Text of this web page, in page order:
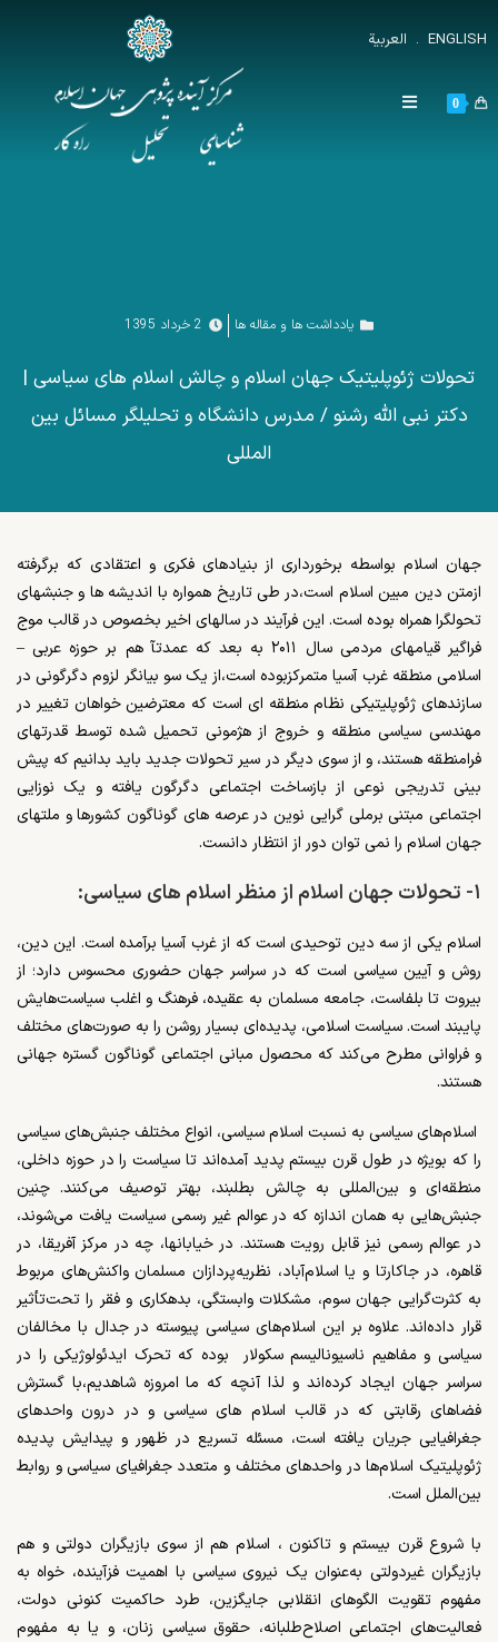
ENGLISH
. العربية
0
یادداشت ها و مقاله ها 2 خرداد 1395
تحولات ژئوپلیتیک جهان اسلام و چالش اسلام های سیاسی |
دکتر نبی الله رشنو / مدرس دانشگاه و تحلیلگر مسائل بین
المللی
جهان اسلام بواسطه برخورداری از بنیادهای فکری و اعتقادی که برگرفته
ازمتن دین مبین اسلام است،در طی تاریخ همواره با اندیشه ها و جنبشهای
تحولگرا همراه بوده است. این فرآیند در سالهای اخیر بخصوص در قالب موج
فراگیر قیامهای مردمی سال ۲۰۱۱ به بعد که عمدتآ هم بر حوزه عربی –
اسلامی منطقه غرب آسیا متمرکزبوده است،از یک سو بیانگر لزوم دگرگونی در
سازندهای ژئوپلیتیکی نظام منطقه ای است که معترضین خواهان تغییر در
مهندسی سیاسی منطقه و خروج از هژمونی تحمیل شده توسط قدرتهای
فرامنطقه هستند، و از سوی دیگر در سیر تحولات جدید باید بدانیم که پیش
بینی تدریجی نوعی از بازساخت اجتماعی دگرگون یافته و یک نوزایی
اجتماعی مبتنی برملی گرایی نوین در عرصه های گوناگون کشورها و ملتهای
جهان اسلام را نمی توان دور از انتظار دانست.
۱- تحولات جهان اسلام از منظر اسلام های سیاسی:
اسلام یکی از سه دین توحیدی است که از غرب آسیا برآمده است. این دین،
روش و آیین سیاسی است که در سراسر جهان حضوری محسوس دارد؛ از
بیروت تا بلفاست، جامعه‌ مسلمان به عقیده، فرهنگ و اغلب سیاست‌هایش
پایبند است. سیاست اسلامی، پدیده‌ای بسیار روشن را به صورت‌های مختلف
و فراوانی مطرح می‌کند که محصول مبانی اجتماعی گوناگون گستره‌ جهانی
هستند.
اسلام‌های سیاسی به نسبت اسلام سیاسی، انواع مختلف جنبش‌های سیاسی
را که بویژه در طول قرن بیستم پدید آمده‌اند تا سیاست را در حوزه‌ داخلی،
منطقه‌ای و بین‌المللی به چالش بطلبند، بهتر توصیف می‌کنند. چنین
جنبش‌هایی به همان اندازه که در عوالم غیر رسمی سیاست یافت می‌شوند،
در عوالم رسمی نیز قابل رویت هستند. در خیابانها، چه در مرکز آفریقا، در
قاهره، در جاکارتا و یا اسلام‌آباد، نظریه‌پردازان مسلمان واکنش‌های مربوط
به کثرت‌گرایی جهان سوم، مشکلات وابستگی، بدهکاری و فقر را تحت‌تأثیر
قرار داده‌اند. علاوه بر این اسلام‌های سیاسی پیوسته در جدال با مخالفان
سیاسی و مفاهیم ناسیونالیسم سکولار بوده که تحرک ایدئولوژیکی را در
سراسر جهان ایجاد کرده‌اند و لذا آنچه که ما امروزه شاهدیم،با گسترش
فضاهای رقابتی که در قالب اسلام های سیاسی و در درون واحدهای
جغرافیایی جریان یافته است، مسئله تسریع در ظهور و پیدایش پدیده‌
ژئوپلیتیک اسلام‌ها در واحدهای مختلف و متعدد جغرافیای سیاسی و روابط
بین‌الملل است.
با شروع قرن بیستم و تاکنون ، اسلام هم از سوی بازیگران دولتی و هم
بازیگران غیردولتی به‌عنوان یک نیروی سیاسی با اهمیت فزآینده، خواه به
مفهوم تقویت الگوهای انقلابی جایگزین، طرد حاکمیت کنونی دولت،
فعالیت‌های اجتماعی اصلاح‌طلبانه، حقوق سیاسی زنان، و یا به مفهوم